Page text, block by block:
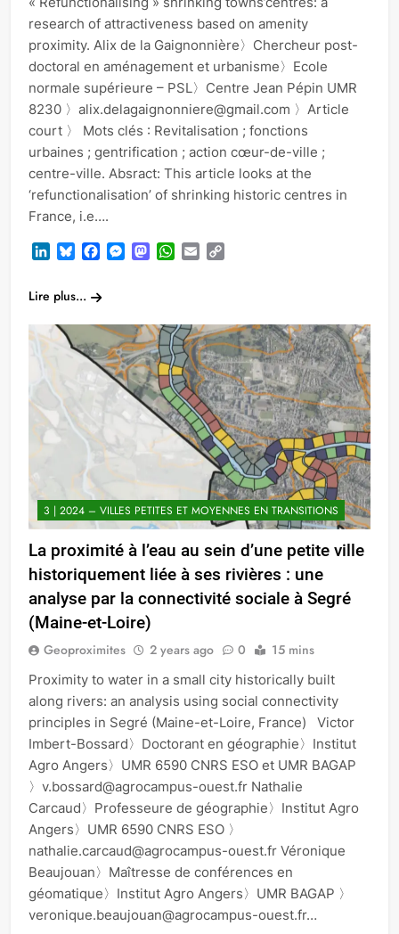
research of attractiveness based on amenity
proximity. Alix de la Gaignonnière〉Chercheur post-
doctoral en aménagement et urbanisme〉Ecole
normale supérieure – PSL〉Centre Jean Pépin UMR
8230 〉alix.delagaignonniere@gmail.com 〉Article
court 〉 Mots clés : Revitalisation ; fonctions
urbaines ; gentrification ; action cœur-de-ville ;
centre-ville. Absract: This article looks at the
‘refunctionalisation’ of shrinking historic centres in
France, i.e….
LinkedInBlueskyFacebook
Messenger
Mastodon
WhatsApp
Email
Lire plus...
3 | 2024 – VILLES PETITES ET MOYENNES EN TRANSITIONS
La proximité à l’eau au sein d’une petite ville
historiquement liée à ses rivières : une
analyse par la connectivité sociale à Segré
(Maine-et-Loire)
Geoproximites 2 years ago 0 15 mins
Proximity to water in a small city historically built
along rivers: an analysis using social connectivity
principles in Segré (Maine-et-Loire, France) Victor
Imbert-Bossard〉Doctorant en géographie〉Institut
Agro Angers〉UMR 6590 CNRS ESO et UMR BAGAP
〉v.bossard@agrocampus-ouest.fr Nathalie
Carcaud〉Professeure de géographie〉Institut Agro
Angers〉UMR 6590 CNRS ESO 〉
nathalie.carcaud@agrocampus-ouest.fr Véronique
Beaujouan〉Maîtresse de conférences en
géomatique〉Institut Agro Angers〉UMR BAGAP 〉
veronique.beaujouan@agrocampus-ouest.fr…